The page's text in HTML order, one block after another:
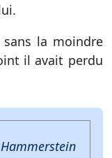
la moindre
il avait perdu